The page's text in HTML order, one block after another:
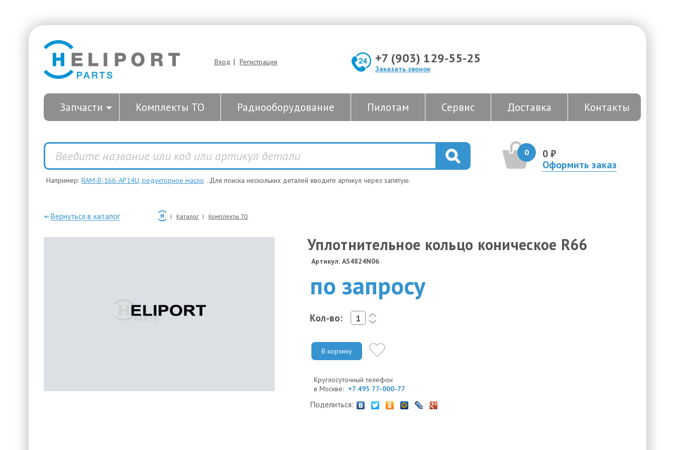
Вход | Регистрация +7 (903) 129-55-25
Заказать звонок
Запчасти Комплекты ТО Радиооборудование Пилотам Сервис Доставка Контакты
0
0 ₽
Оформить заказ
Например: RAM-B-166-AP14U, редукторное масло . Для поиска нескольких деталей вводите артикул через запятую.
—Вернуться в каталог Каталог Комплекты ТО
Уплотнительное кольцо коническое R66
Артикул: AS4824N06
по запросу
Кол-во:
<
>
В корзину
Круглосуточный телефон
в Москве: +7 495 77-000-77
Поделиться: